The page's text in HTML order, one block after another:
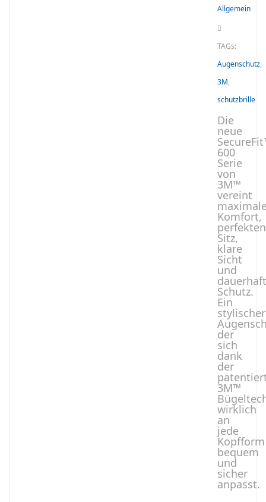
Allgemein
TAGs:
Augenschutz,
3M,
schutzbrille
Die
neue
600
Serie
von
3M™
vereint
Komfort,
perfekten
Sitz,
klare
Sicht
und
Schutz.
Ein
stylischer
der
sich
dank
der
3M™
wirklich
an
jede
Kopfform
bequem
und
sicher
anpasst.